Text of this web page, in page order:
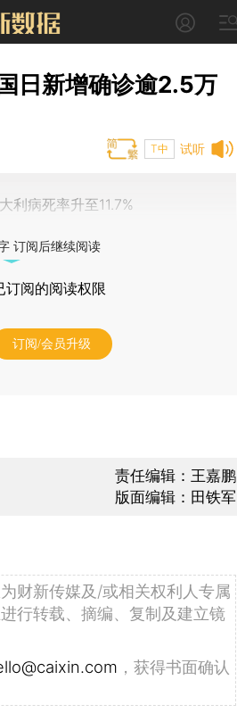
日新增确诊逾2.5万
试听
T中
利病死率升至11.7%
订阅后继续阅读
订阅的阅读权限
订阅/会员升级
责任编辑：王嘉鹏
版面编辑：田铁军
财新传媒及/或相关权利人专属
行转载、摘编、复制及建立镜
，获得书面确认